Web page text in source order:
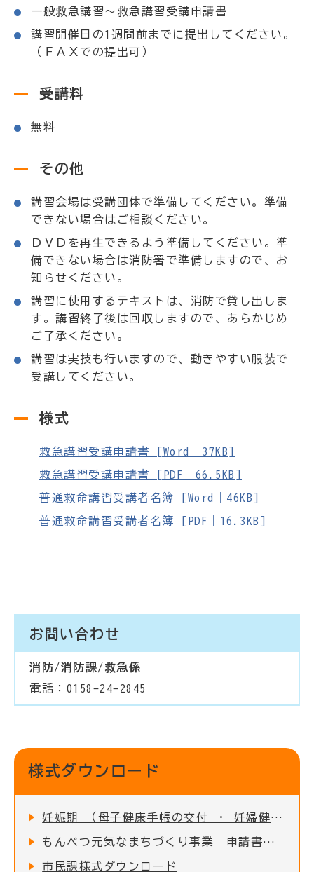
一般救急講習～救急講習受講申請書
講習開催日の1週間前までに提出してください。
（ＦＡＸでの提出可）
受講料
無料
その他
講習会場は受講団体で準備してください。準備
できない場合はご相談ください。
ＤＶＤを再生できるよう準備してください。準
備できない場合は消防署で準備しますので、お
知らせください。
講習に使用するテキストは、消防で貸し出しま
す。講習終了後は回収しますので、あらかじめ
ご了承ください。
講習は実技も行いますので、動きやすい服装で
受講してください。
様式
救急講習受講申請書 [Word｜37KB]
救急講習受講申請書 [PDF｜66.5KB]
普通救命講習受講者名簿 [Word｜46KB]
普通救命講習受講者名簿 [PDF｜16.3KB]
お問い合わせ
消防/消防課/救急係
電話：0158-24-2845
様式ダウンロード
妊娠期 （母子健康手帳の交付 ・ 妊婦健診の助成など）
もんべつ元気なまちづくり事業 申請書類一覧
市民課様式ダウンロード